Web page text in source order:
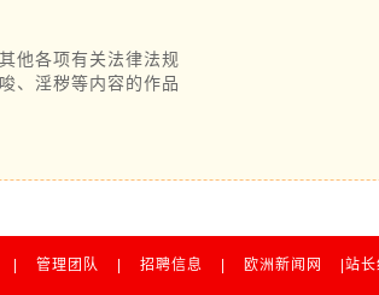
他各项有关法律法规
、淫秽等内容的作品
管理团队 招聘信息 欧洲新闻网 |站